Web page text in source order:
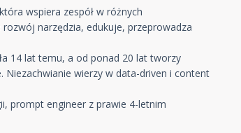
wspiera zespół w różnych
narzędzia, edukuje, przeprowadza
14 lat temu, a od ponad 20 lat tworzy
wierzy w data-driven i content
prompt engineer z prawie 4-letnim